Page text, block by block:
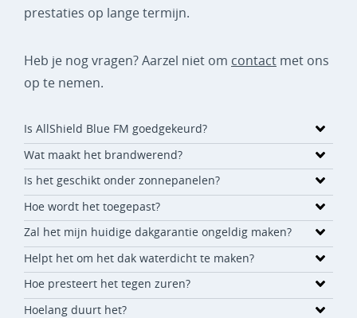
prestaties op lange termijn.
Heb je nog vragen? Aarzel niet om contact met ons
op te nemen.
Is AllShield Blue FM goedgekeurd?
Wat maakt het brandwerend?
Is het geschikt onder zonnepanelen?
Hoe wordt het toegepast?
Zal het mijn huidige dakgarantie ongeldig maken?
Helpt het om het dak waterdicht te maken?
Hoe presteert het tegen zuren?
Hoelang duurt het?